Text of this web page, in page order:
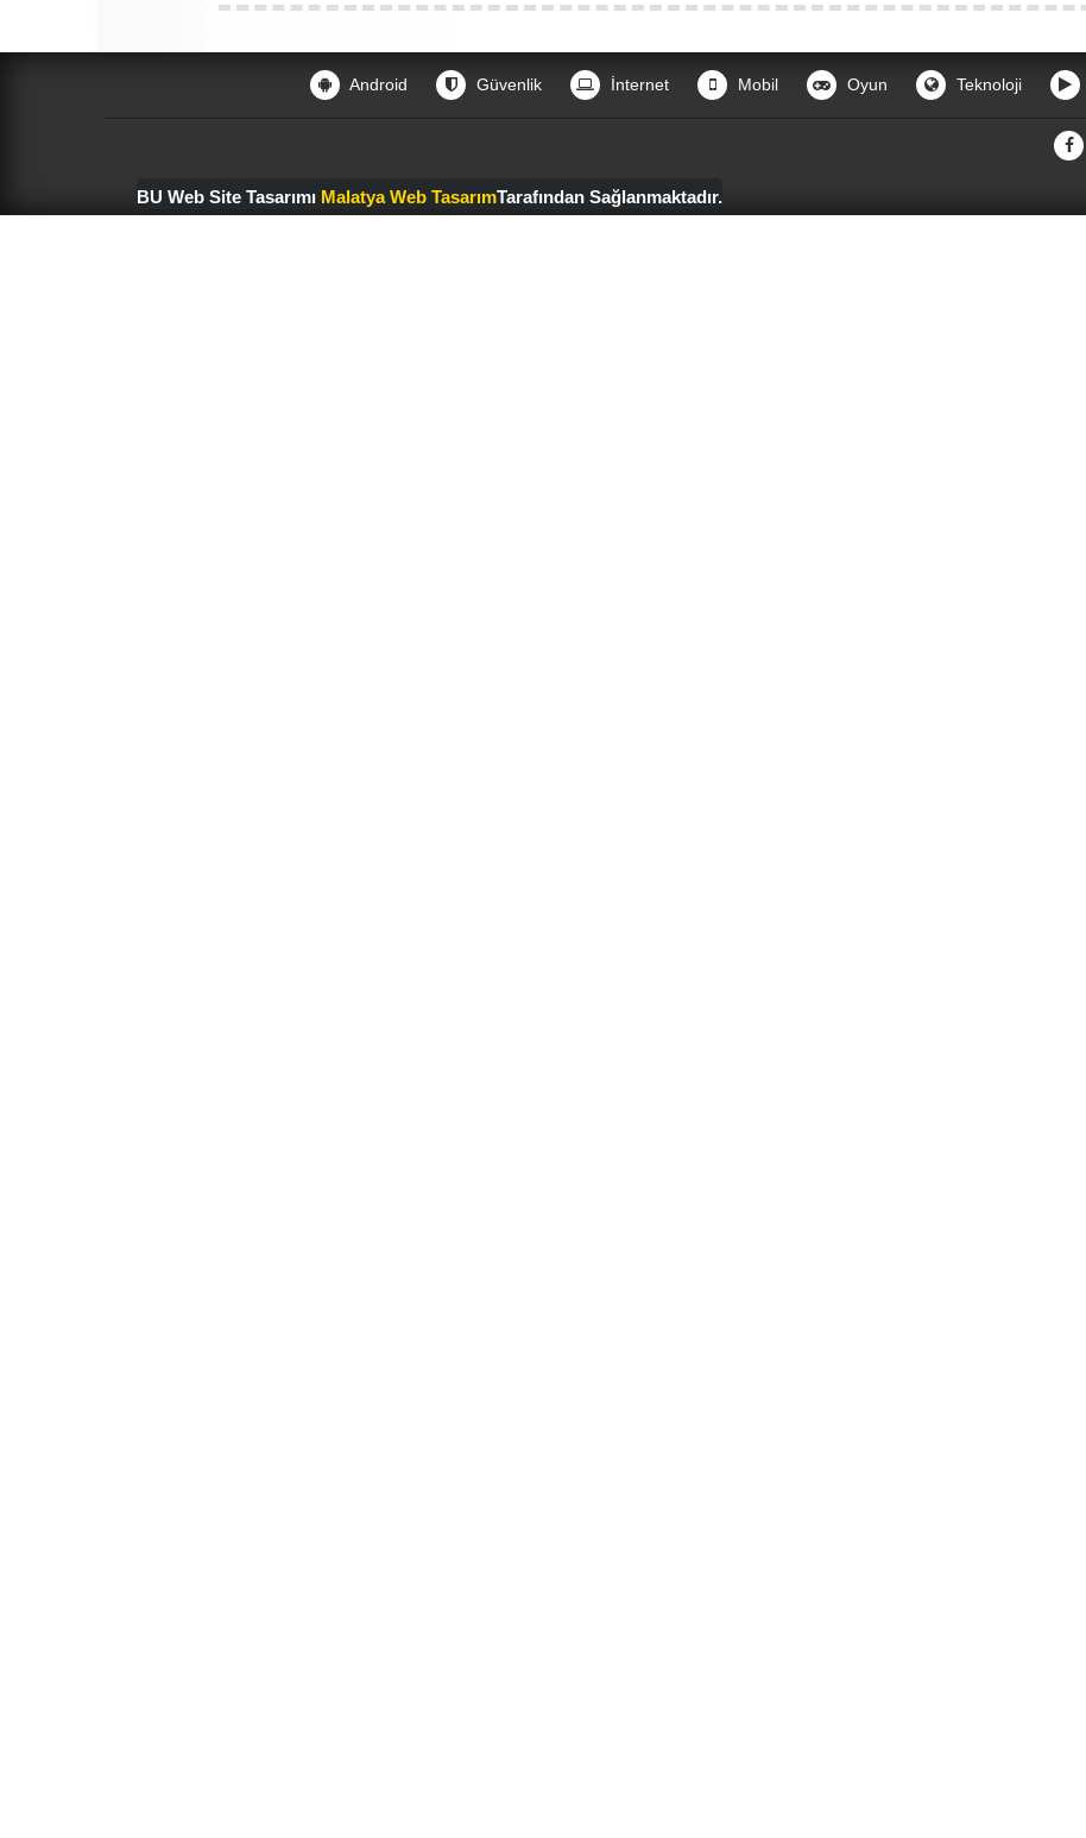
Android Güvenlik İnternet Mobil Oyun Teknoloji
BU Web Site Tasarımı Malatya Web TasarımTarafından Sağlanmaktadır.